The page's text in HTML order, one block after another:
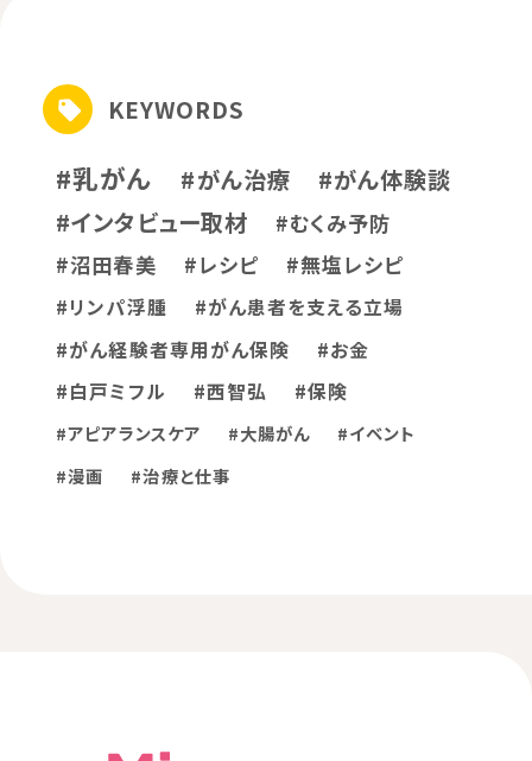
KEYWORDS
#乳がん #がん治療
#がん体験談
#インタビュー取材
#むくみ予防
#沼田春美
#レシピ #無塩レシピ
#リンパ浮腫
#がん患者を支える立場
#がん経験者専用がん保険
#お金
#白戸ミフル
#西智弘 #保険
#アピアランスケア #大腸がん
#イベント
#漫画
#治療と仕事